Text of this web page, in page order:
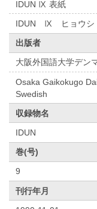
IDUN Ⅸ 表紙
IDUN Ⅸ ヒョウシ
出版者
大阪外国語大学デン
Osaka Gaikokugo
Swedish
収録物名
IDUN
巻(号)
9
刊行年月